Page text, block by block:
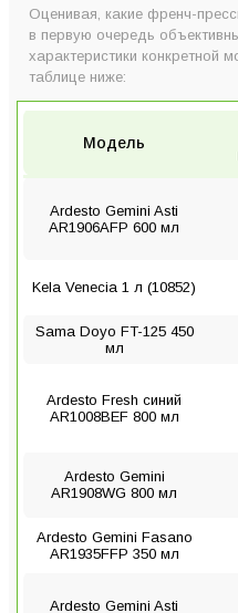
Оценивая, какие френч-
в первую очередь
характеристики конкретной
таблице ниже:
Модель
Ardesto Gemini Asti
AR1906AFP 600 мл
Kela Venecia 1 л (10852)
Sama Doyo FT-125 450
мл
Ardesto Fresh синий
AR1008BEF 800 мл
Ardesto Gemini
AR1908WG 800 мл
Ardesto Gemini Fasano
AR1935FFP 350 мл
Ardesto Gemini Asti